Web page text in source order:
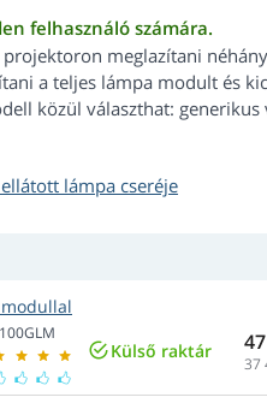
felhasználó számára.
projektoron meglazítani néhány
a teljes lámpa modult és
közül választhat: generikus
lámpa cseréje
Külső raktár
37